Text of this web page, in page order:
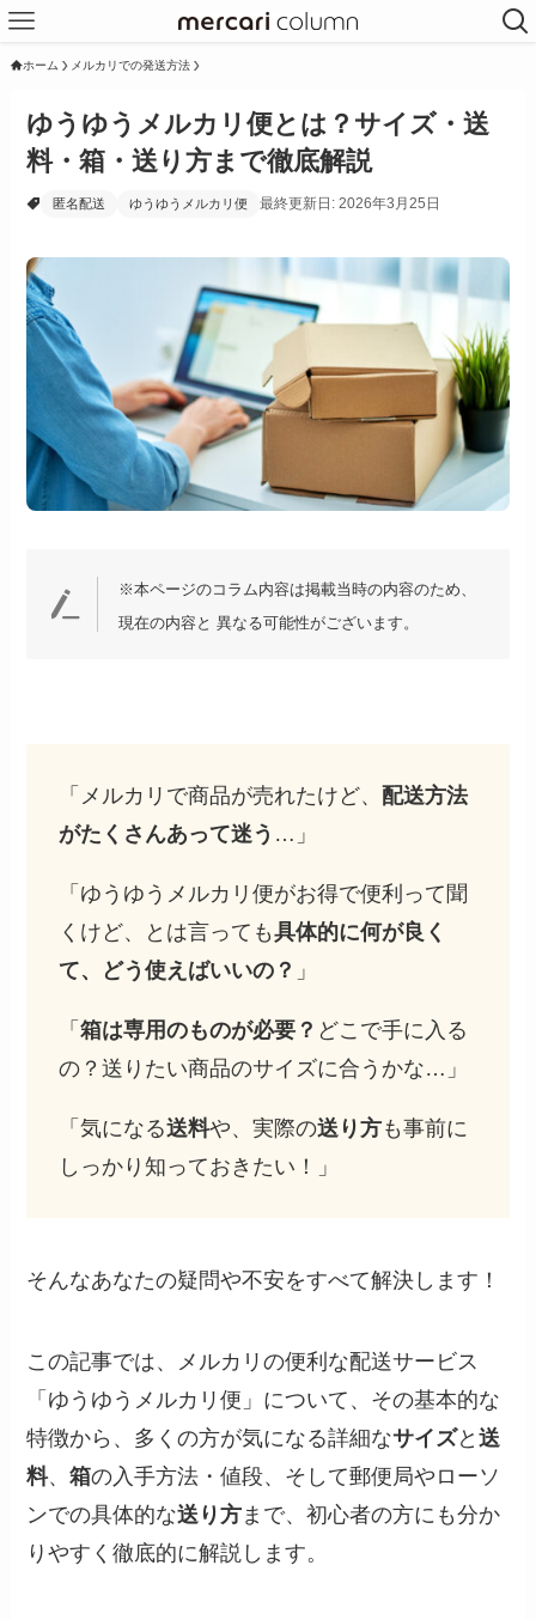
ホーム メルカリでの発送方法
ゆうゆうメルカリ便とは？サイズ・送
料・箱・送り方まで徹底解説
匿名配送 ゆうゆうメルカリ便 最終更新日: 2026年3月25日
※本ページのコラム内容は掲載当時の内容のため、
現在の内容と 異なる可能性がございます。
「メルカリで商品が売れたけど、 配送方法
がたくさんあって迷う …」
「ゆうゆうメルカリ便がお得で便利って聞
くけど、とは言っても具体的に何が良く
て、どう使えばいいの？ 」
「箱は専用のものが必要？ どこで手に入る
の？送りたい商品のサイズに合うかな…」
「気になる送料や、実際の送り方も事前に
しっかり知っておきたい！」
そんなあなたの疑問や不安をすべて解決します！
この記事では、メルカリの便利な配送サービス
「ゆうゆうメルカリ便」について、その基本的な
特徴から、多くの方が気になる詳細なサイズと送
料、箱の入手方法・値段、そして郵便局やローソ
ンでの具体的な送り方 まで、初心者の方にも分か
りやすく徹底的に解説します。